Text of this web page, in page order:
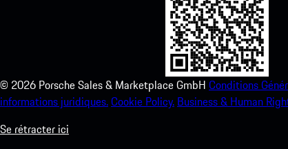
© 2026 Porsche Sales & Marketplace GmbH Conditions
informations juridiques.Cookie Policy. Business & Human
Se rétracter ici